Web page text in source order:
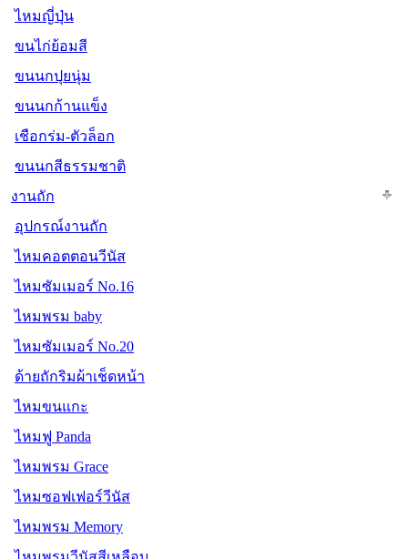
ไหมญี่ปุ่น
ขนไก่ย้อมสี
ขนนกปุยนุ่ม
ขนนกก้านแข็ง
เชือกร่ม-ตัวล็อก
ขนนกสีธรรมชาติ
งานถัก
อุปกรณ์งานถัก
ไหมคอตตอนวีนัส
ไหมซัมเมอร์ No.16
ไหมพรม baby
ไหมซัมเมอร์ No.20
ด้ายถักริมผ้าเช็ดหน้า
ไหมขนแกะ
ไหมฟู Panda
ไหมพรม Grace
ไหมซอฟเฟอร์วีนัส
ไหมพรม Memory